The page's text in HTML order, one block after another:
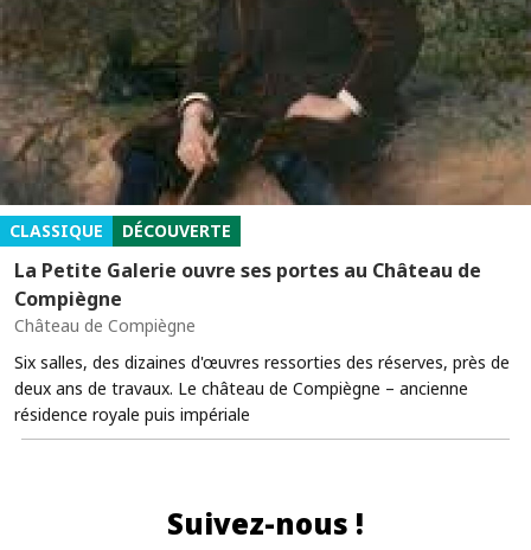
CLASSIQUE DÉCOUVERTE
La Petite Galerie ouvre ses portes au Château de
Compiègne
Château de Compiègne
Six salles, des dizaines d'œuvres ressorties des réserves, près de
deux ans de travaux. Le château de Compiègne – ancienne
résidence royale puis impériale
Suivez-nous !